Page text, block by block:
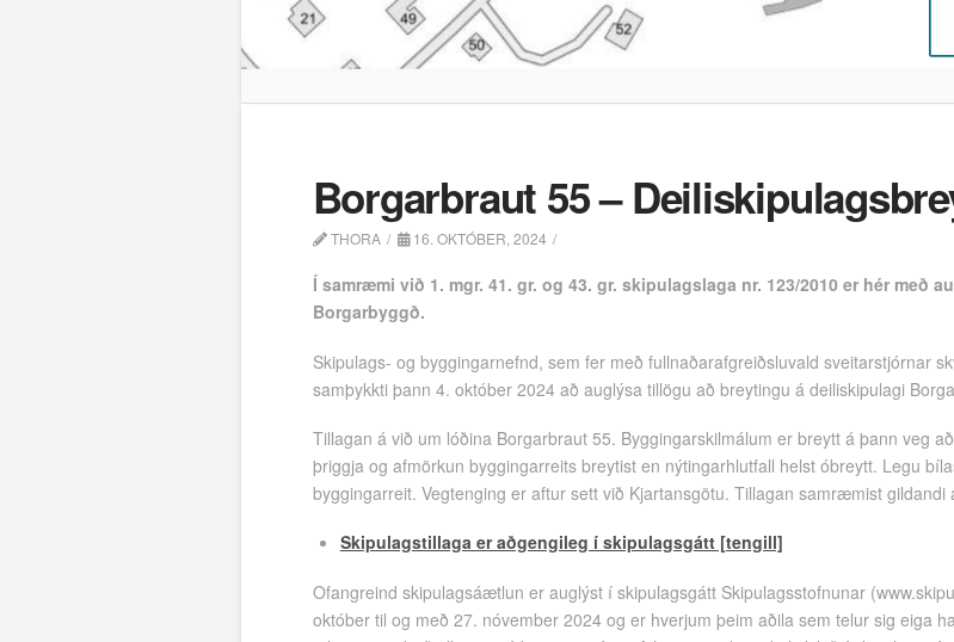
Borgarbraut 55 –
THORA 16. OKTÓBER, 2024
Í samræmi við 1. mgr. 41. gr. og 43. gr. skipulagslaga nr. 123/2010 er hér
Borgarbyggð.
Skipulags- og byggingarnefnd, sem fer með fullnaðarafgreiðsluvald sveitarstjórnar
samþykkti þann 4. október 2024 að auglýsa tillögu að breytingu á deiliskipulagi
Tillagan á við um lóðina Borgarbraut 55. Byggingarskilmálum er breytt á þann veg
þriggja og afmörkun byggingarreits breytist en nýtingarhlutfall helst óbreytt. Legu
byggingarreit. Vegtenging er aftur sett við Kjartansgötu. Tillagan samræmist gildandi
Skipulagstillaga er aðgengileg í skipulagsgátt [tengill]
Ofangreind skipulagsáætlun er auglýst í skipulagsgátt Skipulagsstofnunar
október til og með 27. nóvember 2024 og er hverjum þeim aðila sem telur sig eiga